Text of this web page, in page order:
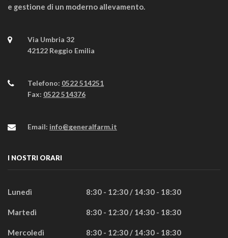
e gestione di un moderno allevamento.
Via Umbria 32
42122 Reggio Emilia
Telefono: 0522 514251
Fax: 0522 514376
Email: info@generalfarm.it
I NOSTRI ORARI
Lunedì 8:30 - 12:30 / 14:30 - 18:30
Martedì 8:30 - 12:30 / 14:30 - 18:30
Mercoledì 8:30 - 12:30 / 14:30 - 18:30